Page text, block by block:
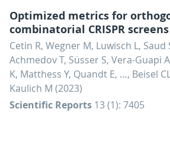
Optimized metrics for
combinatorial CRISPR screens
Cetin R, Wegner M, Luwisch L, Saud
Achmedov T, Süsser S, Vera-Guapi
K, Matthess Y, Quandt E, …, Beisel
Kaulich M (2023)
Scientific Reports 13 (1): 7405